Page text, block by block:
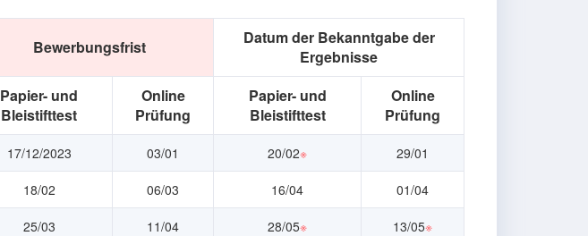
Bewerbungsfrist
Datum der Bekanntgabe der
Ergebnisse
Papier- und
Bleistifttest
Online
Prüfung
Papier- und
Bleistifttest
Online
Prüfung
17/12/2023 03/01 20/02※ 29/01
18/02 06/03 16/04 01/04
25/03 11/04 28/05※ 13/05※